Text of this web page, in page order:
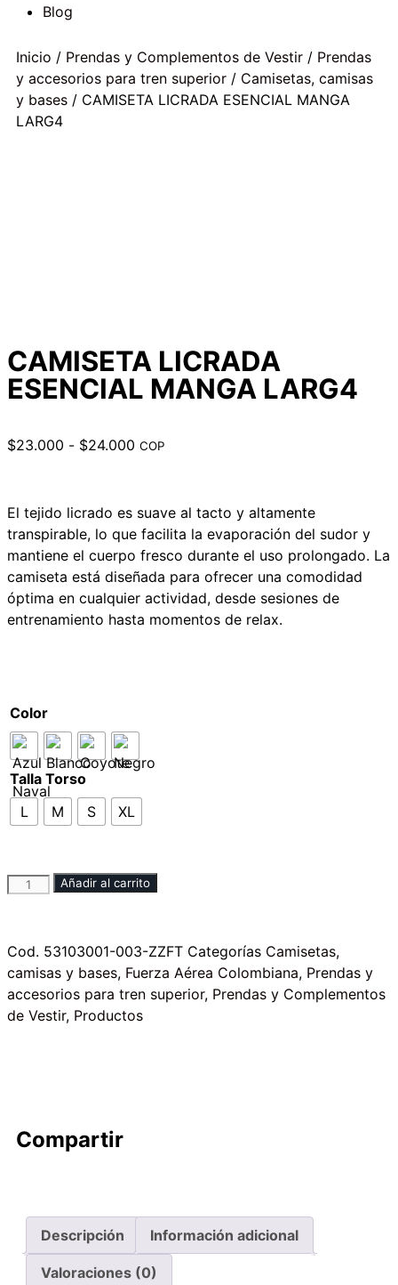
Blog
Inicio / Prendas y Complementos de Vestir / Prendas
y accesorios para tren superior / Camisetas, camisas
y bases / CAMISETA LICRADA ESENCIAL MANGA
LARG4
CAMISETA LICRADA
ESENCIAL MANGA LARG4
$23.000 - $24.000 COP
El tejido licrado es suave al tacto y altamente
transpirable, lo que facilita la evaporación del sudor y
mantiene el cuerpo fresco durante el uso prolongado. La
camiseta está diseñada para ofrecer una comodidad
óptima en cualquier actividad, desde sesiones de
entrenamiento hasta momentos de relax.
Color
Talla Torso
L
M S XL
Añadir al carrito
Cod. 53103001-003-ZZFT Categorías Camisetas,
camisas y bases, Fuerza Aérea Colombiana, Prendas y
accesorios para tren superior, Prendas y Complementos
de Vestir, Productos
Compartir
Descripción Información adicional
Valoraciones (0)